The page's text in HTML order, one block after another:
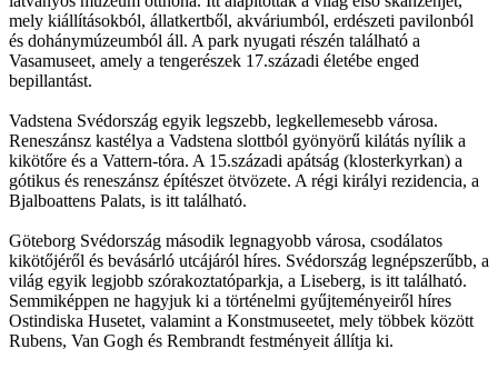
mely kiállításokból, állatkertből, akváriumból, erdészeti pavilonból
és dohánymúzeumból áll. A park nyugati részén található a
Vasamuseet, amely a tengerészek 17.századi életébe enged
bepillantást.
Vadstena Svédország egyik legszebb, legkellemesebb városa.
Reneszánsz kastélya a Vadstena slottból gyönyörű kilátás nyílik a
kikötőre és a Vattern-tóra. A 15.századi apátság (klosterkyrkan) a
gótikus és reneszánsz építészet ötvözete. A régi királyi rezidencia, a
Bjalboattens Palats, is itt található.
Göteborg Svédország második legnagyobb városa, csodálatos
kikötőjéről és bevásárló utcájáról híres. Svédország legnépszerűbb, a
világ egyik legjobb szórakoztatóparkja, a Liseberg, is itt található.
Semmiképpen ne hagyjuk ki a történelmi gyűjteményeiről híres
Ostindiska Husetet, valamint a Konstmuseetet, mely többek között
Rubens, Van Gogh és Rembrandt festményeit állítja ki.